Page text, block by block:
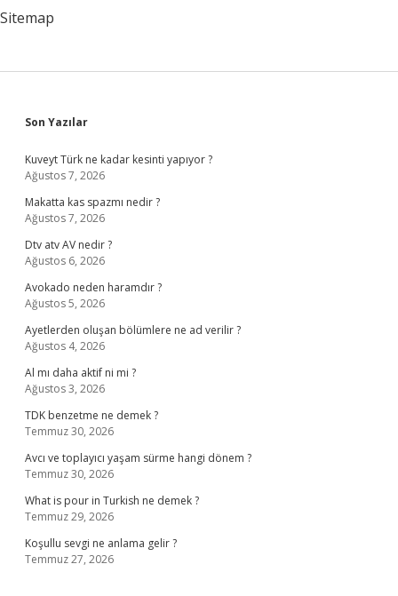
Sitemap
Sidebar
Son Yazılar
Kuveyt Türk ne kadar kesinti yapıyor ?
Ağustos 7, 2026
Makatta kas spazmı nedir ?
Ağustos 7, 2026
Dtv atv AV nedir ?
Ağustos 6, 2026
Avokado neden haramdır ?
Ağustos 5, 2026
Ayetlerden oluşan bölümlere ne ad verilir ?
Ağustos 4, 2026
Al mı daha aktif ni mi ?
Ağustos 3, 2026
TDK benzetme ne demek ?
Temmuz 30, 2026
Avcı ve toplayıcı yaşam sürme hangi dönem ?
Temmuz 30, 2026
What is pour in Turkish ne demek ?
Temmuz 29, 2026
Koşullu sevgi ne anlama gelir ?
Temmuz 27, 2026